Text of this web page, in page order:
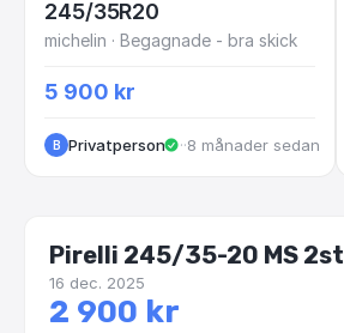
245/35R20
michelin · Begagnade - bra skick
5 900 kr
B Privatperson ·Tenhult
·8 månader sedan
Pirelli 245/35-20 MS 2st
16 dec. 2025
2 900 kr